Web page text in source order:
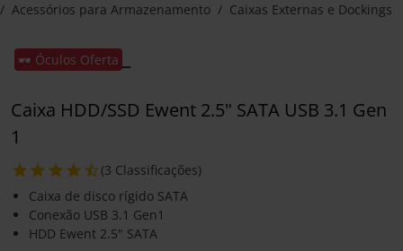
Acessórios para Armazenamento Caixas Externas e Dockings
🕶️ Óculos Oferta
Caixa HDD/SSD Ewent 2.5" SATA USB 3.1 Gen
1
(3 Classificações)
Caixa de disco rígido SATA
Conexão USB 3.1 Gen1
HDD Ewent 2.5" SATA